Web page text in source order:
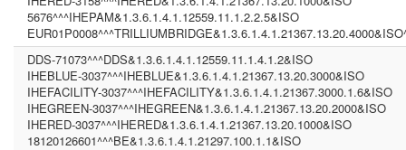
5676^^^IHEPAM&1.3.6.1.4.1.12559.11.1.2.2.5&ISO
DDS-71073^^^DDS&1.3.6.1.4.1.12559.11.1.4.1.2&ISO
IHEBLUE-3037^^^IHEBLUE&1.3.6.1.4.1.21367.13.20.3000&ISO
IHEFACILITY-3037^^^IHEFACILITY&1.3.6.1.4.1.21367.3000.1.6&ISO
IHEGREEN-3037^^^IHEGREEN&1.3.6.1.4.1.21367.13.20.2000&ISO
IHERED-3037^^^IHERED&1.3.6.1.4.1.21367.13.20.1000&ISO
18120126601^^^BE&1.3.6.1.4.1.21297.100.1.1&ISO